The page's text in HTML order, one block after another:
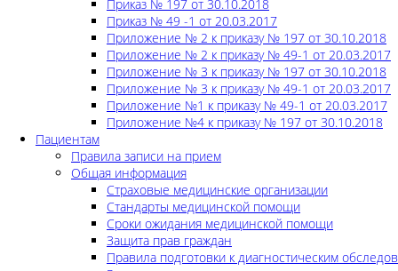
Приказ № 197 от 30.10.2018
Приказ № 49 -1 от 20.03.2017
Приложение № 2 к приказу № 197 от 30.10.2018
Приложение № 2 к приказу № 49-1 от 20.03.2017
Приложение № 3 к приказу № 197 от 30.10.2018
Приложение № 3 к приказу № 49-1 от 20.03.2017
Приложение №1 к приказу № 49-1 от 20.03.2017
Приложение №4 к приказу № 197 от 30.10.2018
Пациентам
Правила записи на прием
Общая информация
Страховые медицинские организации
Стандарты медицинской помощи
Сроки ожидания медицинской помощи
Защита прав граждан
Правила подготовки к диагностическим